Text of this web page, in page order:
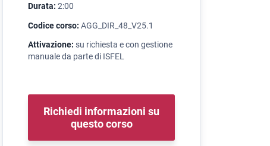
Durata: 2:00
Codice corso: AGG_DIR_48_V25.1
Attivazione: su richiesta e con gestione
manuale da parte di ISFEL
Richiedi informazioni su
questo corso